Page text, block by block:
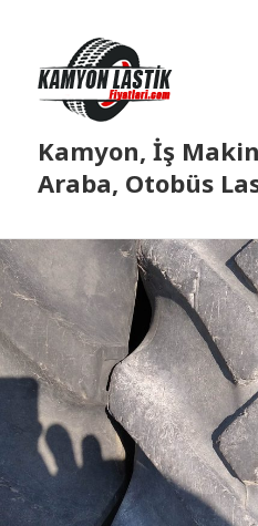
Kamyon, İş
Araba, Otobüs